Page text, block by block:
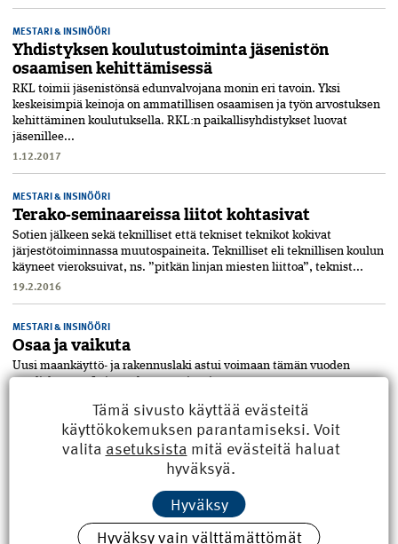
MESTARI & INSINÖÖRI
Yhdistyksen koulutustoiminta jäsenistön
osaamisen kehittämisessä
RKL toimii jäsenistönsä edunvalvojana monin eri tavoin. Yksi
keskeisimpiä keinoja on ammatillisen osaamisen ja työn arvostuksen
kehittäminen koulutuksella. RKL:n paikallisyhdistykset luovat
jäsenillee...
1.12.2017
MESTARI & INSINÖÖRI
Terako-seminaareissa liitot kohtasivat
Sotien jälkeen sekä teknilliset että tekniset teknikot kokivat
järjestötoiminnassa muutospaineita. Teknilliset eli teknillisen koulun
käyneet vieroksuivat, ns. ”pitkän linjan miesten liittoa”, teknist...
19.2.2016
MESTARI & INSINÖÖRI
Osaa ja vaikuta
Uusi maankäyttö- ja rakennuslaki astui voimaan tämän vuoden
jos koskaan jäsenistömme...
29.10.2015
Tämä sivusto käyttää evästeitä
käyttökokemuksen parantamiseksi. Voit
valita asetuksista mitä evästeitä haluat
hyväksyä.
Hyväksy
Hyväksy vain välttämättömät